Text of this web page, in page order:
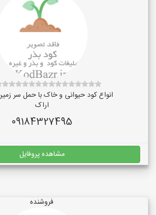
انواع کود حیوانی و خاک با حمل سر
اراک
09184327495
مشاهده پروفایل
فروشنده